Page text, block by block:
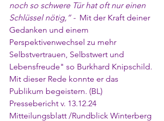
noch so schwere Tür hat oft nur einen
Schlüssel nötig,“ - Mit der Kraft deiner
Gedanken und einem
Perspektivenwechsel zu mehr
Selbstvertrauen, Selbstwert und
Lebensfreude" so Burkhard Knipschild.
Mit dieser Rede konnte er das
Publikum begeistern. (BL)
Pressebericht v. 13.12.24
Mitteilungsblatt /Rundblick Winterberg